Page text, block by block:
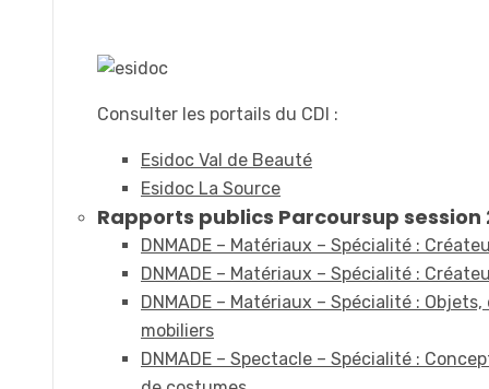
Consulter les portails du CDI :
Esidoc Val de Beauté
Esidoc La Source
Rapports publics Parcoursup session
DNMADE – Matériaux – Spécialité :
DNMADE – Matériaux – Spécialité :
DNMADE – Matériaux – Spécialité :
mobiliers
DNMADE – Spectacle – Spécialité :